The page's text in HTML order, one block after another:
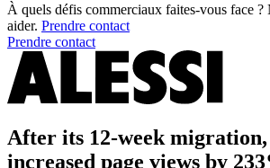
À quels défis commerciaux faites-vous face ?
aider. Prendre contact
Prendre contact
After its 12-week migration,
increased page views by